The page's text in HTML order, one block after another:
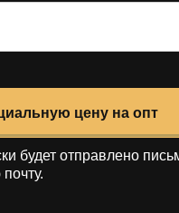
цену на опт
будет отправлено